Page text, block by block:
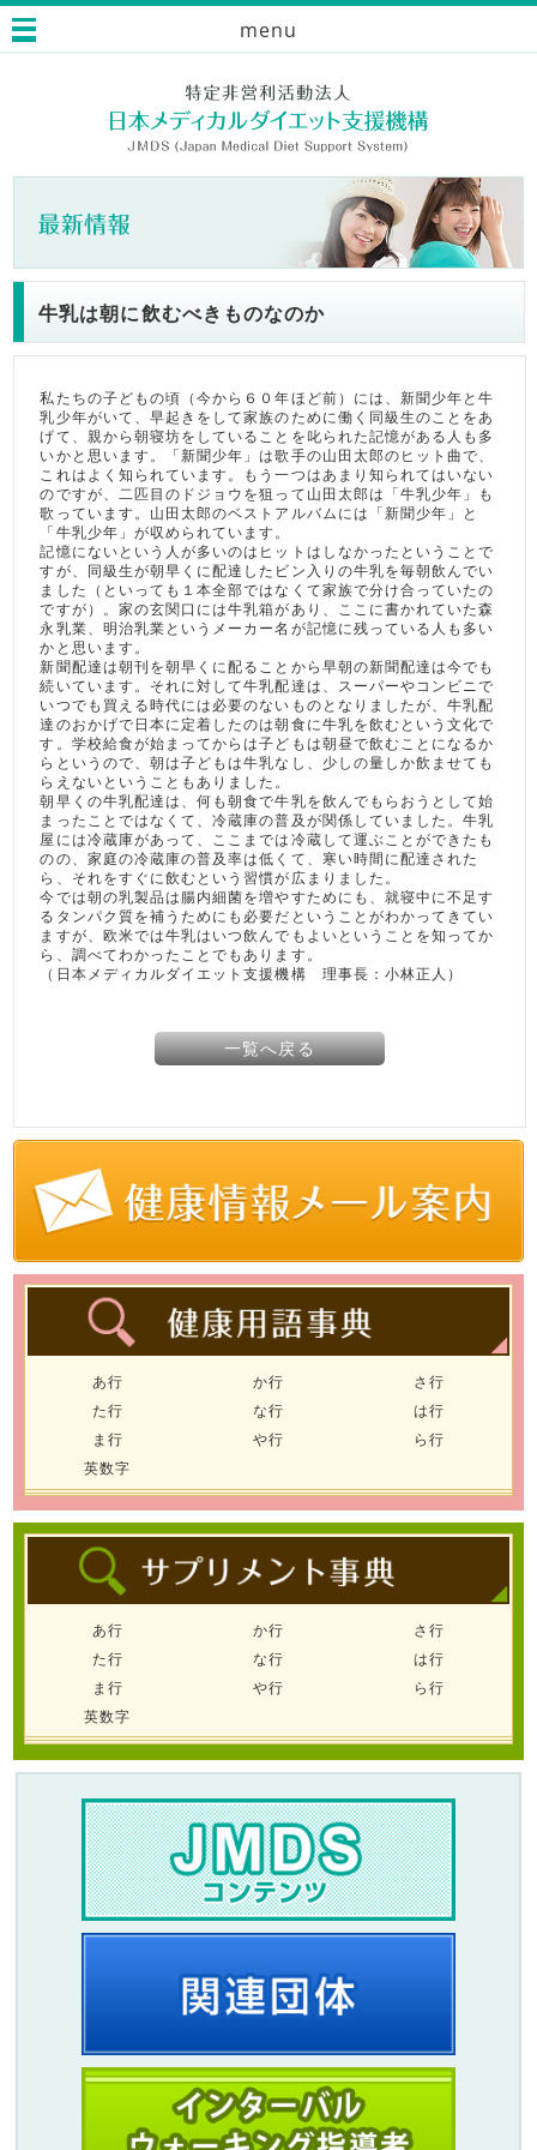
menu
牛乳は朝に飲むべきものなのか
私たちの子どもの頃（今から６０年ほど前）には、新聞少年と牛
乳少年がいて、早起きをして家族のために働く同級生のことをあ
げて、親から朝寝坊をしていることを叱られた記憶がある人も多
いかと思います。「新聞少年」は歌手の山田太郎のヒット曲で、
これはよく知られています。もう一つはあまり知られてはいない
のですが、二匹目のドジョウを狙って山田太郎は「牛乳少年」も
歌っています。山田太郎のベストアルバムには「新聞少年」と
「牛乳少年」が収められています。
記憶にないという人が多いのはヒットはしなかったということで
すが、同級生が朝早くに配達したビン入りの牛乳を毎朝飲んでい
ました（といっても１本全部ではなくて家族で分け合っていたの
ですが）。家の玄関口には牛乳箱があり、ここに書かれていた森
永乳業、明治乳業というメーカー名が記憶に残っている人も多い
かと思います。
新聞配達は朝刊を朝早くに配ることから早朝の新聞配達は今でも
続いています。それに対して牛乳配達は、スーパーやコンビニで
いつでも買える時代には必要のないものとなりましたが、牛乳配
達のおかげで日本に定着したのは朝食に牛乳を飲むという文化で
す。学校給食が始まってからは子どもは朝昼で飲むことになるか
らというので、朝は子どもは牛乳なし、少しの量しか飲ませても
らえないということもありました。
朝早くの牛乳配達は、何も朝食で牛乳を飲んでもらおうとして始
まったことではなくて、冷蔵庫の普及が関係していました。牛乳
屋には冷蔵庫があって、ここまでは冷蔵して運ぶことができたも
のの、家庭の冷蔵庫の普及率は低くて、寒い時間に配達された
ら、それをすぐに飲むという習慣が広まりました。
今では朝の乳製品は腸内細菌を増やすためにも、就寝中に不足す
るタンパク質を補うためにも必要だということがわかってきてい
ますが、欧米では牛乳はいつ飲んでもよいということを知ってか
ら、調べてわかったことでもあります。
（日本メディカルダイエット支援機構 理事長：小林正人）
一覧へ戻る
あ行 か行
さ行
た行
な行
は行
ま行
や行
ら行
英数字
あ行 か行
さ行
た行
な行
は行
ま行
や行
ら行
英数字